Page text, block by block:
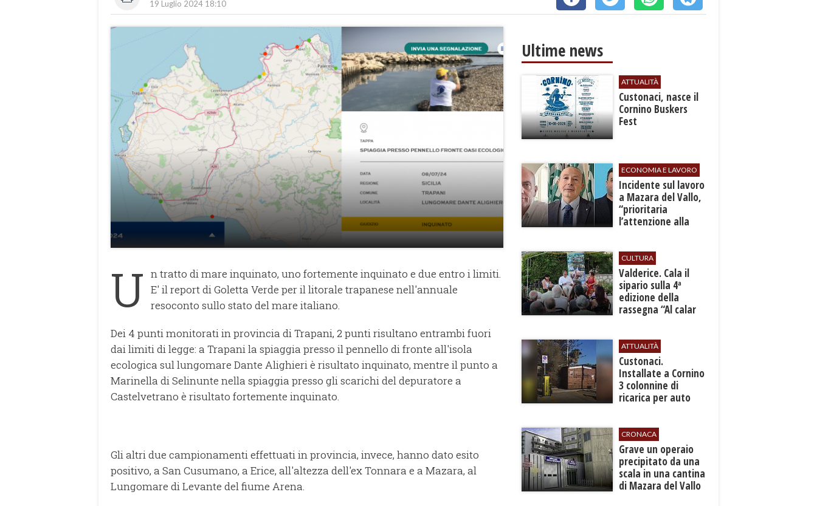
19 Luglio 2024 18:10
U n tratto di mare inquinato, uno fortemente inquinato e due entro i limiti.
E' il report di Goletta Verde per il litorale trapanese nell'annuale
resoconto sullo stato del mare italiano.
Dei 4 punti monitorati in provincia di Trapani, 2 punti risultano entrambi fuori
dai limiti di legge: a Trapani la spiaggia presso il pennello di fronte all'isola
ecologica sul lungomare Dante Alighieri è risultato inquinato, mentre il punto a
Marinella di Selinunte nella spiaggia presso gli scarichi del depuratore a
Castelvetrano è risultato fortemente inquinato.
Gli altri due campionamenti effettuati in provincia, invece, hanno dato esito
positivo, a San Cusumano, a Erice, all'altezza dell'ex Tonnara e a Mazara, al
Lungomare di Levante del fiume Arena.
Ultime news
ATTUALITÀ
Custonaci, nasce il
Cornino Buskers
Fest
ECONOMIA E LAVORO
​Incidente sul lavoro
a Mazara del Vallo,
“prioritaria
l’attenzione alla
CULTURA
Valderice. Cala il
sipario sulla 4ª
edizione della
rassegna “Al calar
ATTUALITÀ
Custonaci.
Installate a Cornino
3 colonnine di
ricarica per auto
CRONACA
​Grave un operaio
precipitato da una
scala in una cantina
di Mazara del Vallo